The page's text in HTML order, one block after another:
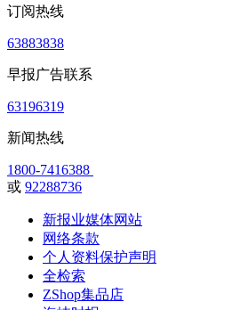
订阅热线
63883838
早报广告联系
63196319
新闻热线
1800-7416388
或 92288736
新报业媒体网站
网络条款
个人资料保护声明
全检索
ZShop集品店